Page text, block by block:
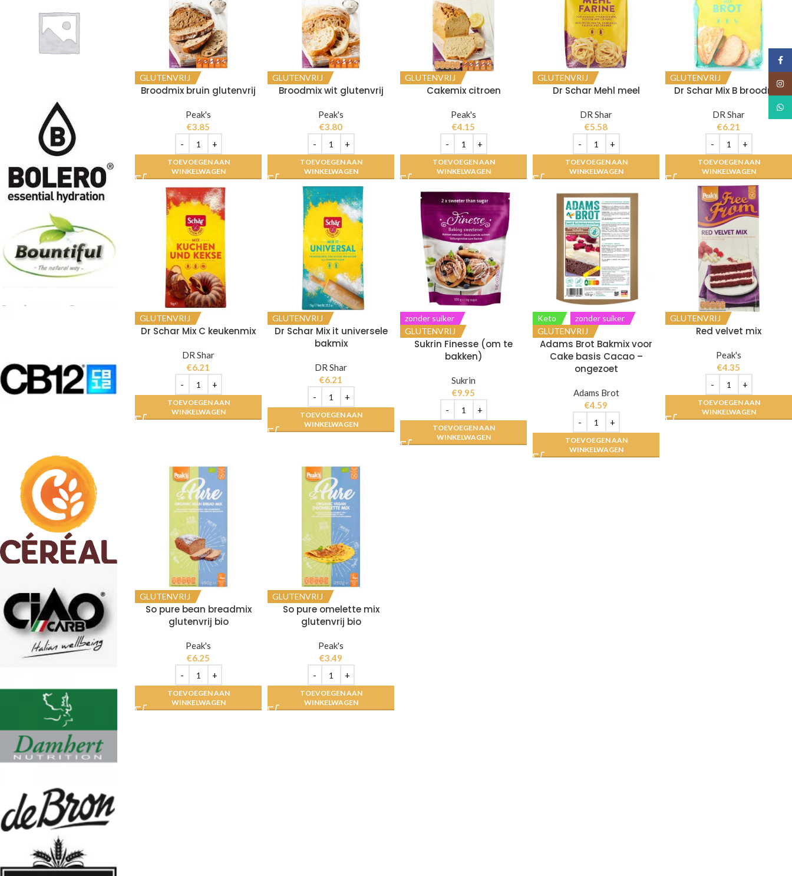
GLUTENVRIJ
Broodmix bruin glutenvrij
Peak's
€3.85
TOEVOEGEN AAN
WINKELWAGEN
GLUTENVRIJ
Broodmix wit glutenvrij
Peak's
€3.80
TOEVOEGEN AAN
WINKELWAGEN
GLUTENVRIJ
Cakemix citroen
Peak's
€4.15
TOEVOEGEN AAN
WINKELWAGEN
GLUTENVRIJ
Dr Schar Mehl meel
DR Shar
€5.58
TOEVOEGEN AAN
WINKELWAGEN
GLUTENVRIJ
Dr Schar Mix B broodmix
DR Shar
€6.21
TOEVOEGEN AAN
WINKELWAGEN
GLUTENVRIJ
Dr Schar Mix C keukenmix
DR Shar
€6.21
TOEVOEGEN AAN
WINKELWAGEN
GLUTENVRIJ
Dr Schar Mix it universele
bakmix
DR Shar
€6.21
TOEVOEGEN AAN
WINKELWAGEN
zonder suiker
GLUTENVRIJ
Sukrin Finesse (om te
bakken)
Sukrin
€9.95
TOEVOEGEN AAN
WINKELWAGEN
Keto
zonder suiker
GLUTENVRIJ
Adams Brot Bakmix voor
Cake basis Cacao –
ongezoet
Adams Brot
€4.59
TOEVOEGEN AAN
WINKELWAGEN
GLUTENVRIJ
Red velvet mix
Peak's
€4.35
TOEVOEGEN AAN
WINKELWAGEN
GLUTENVRIJ
So pure bean breadmix
glutenvrij bio
Peak's
€6.25
TOEVOEGEN AAN
WINKELWAGEN
GLUTENVRIJ
So pure omelette mix
glutenvrij bio
Peak's
€3.49
TOEVOEGEN AAN
WINKELWAGEN